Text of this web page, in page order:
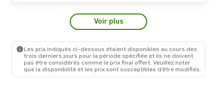
Voir plus
Les prix indiqués ci-dessous étaient disponibles au cours des
trois derniers jours pour la période spécifiée et ils ne doivent
pas être considérés comme le prix final offert. Veuillez noter
que la disponibilité et les prix sont susceptibles d’être modifiés.